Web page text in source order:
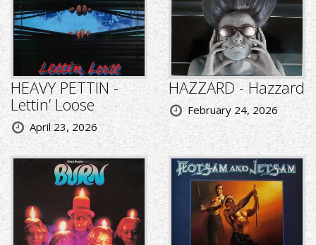
HEAVY PETTIN -
Lettin’ Loose
April 23, 2026
HAZZARD - Hazzard
February 24, 2026